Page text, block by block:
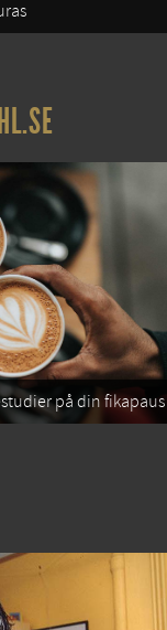
på din fikapaus